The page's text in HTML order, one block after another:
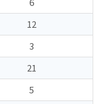
12
3
21
5